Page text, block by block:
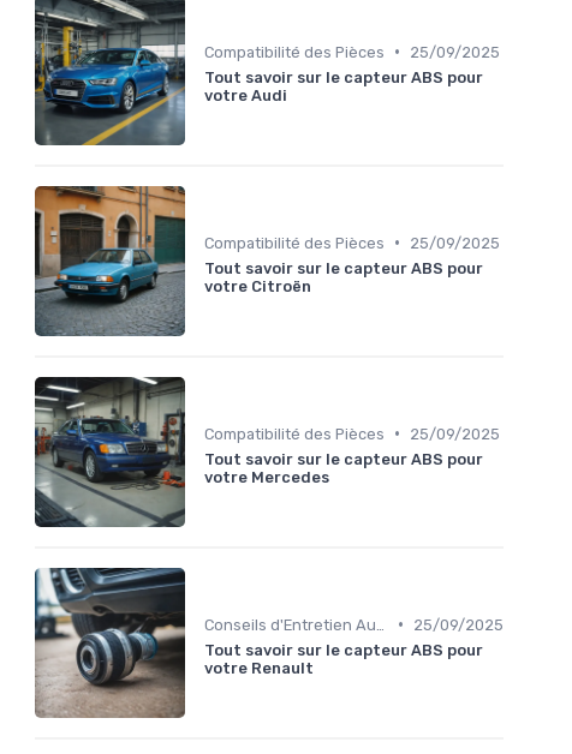
Compatibilité des Pièces •
25/09/2025
Tout savoir sur le capteur ABS pour
votre Audi
Compatibilité des Pièces •
25/09/2025
Tout savoir sur le capteur ABS pour
votre Citroën
Compatibilité des Pièces •
25/09/2025
Tout savoir sur le capteur ABS pour
votre Mercedes
•
25/09/2025
Tout savoir sur le capteur ABS pour
votre Renault